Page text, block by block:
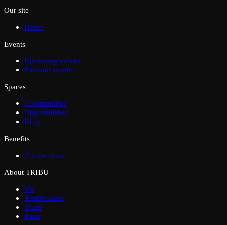
Our site
Home
Events
Upcoming events
Previous events
Spaces
Communities
Opportunities
Blog
Benefits
Conventions
About TRIBU
We
Testimonials
Team
Press